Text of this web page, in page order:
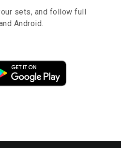
sets, and follow full
Android.